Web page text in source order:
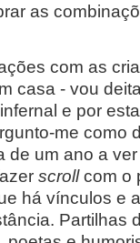
as
com as
casa - vou
e por
me como
de um ano a
scrollcom o
há vínculos e
Partilhas